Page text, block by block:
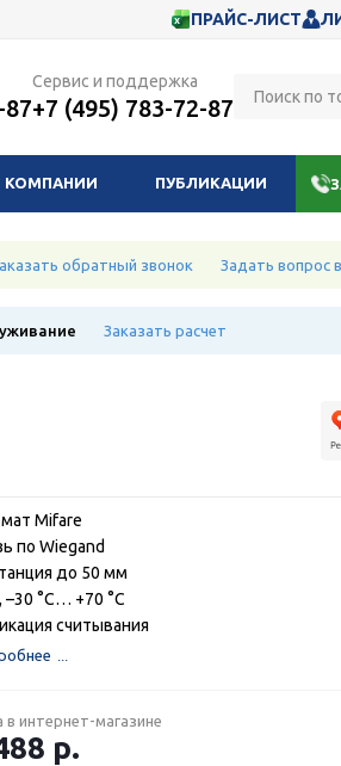
ПРАЙС-ЛИСТ
87
Сервис и поддержка
+7 (495) 783-72-87
КОМПАНИИ ПУБЛИКАЦИИ
обратный звонок Задать вопрос
Заказать расчет
Mifare
по Wiegand
до 50 мм
–30 °C… +70 °C
считывания
в интернет-магазине
р.